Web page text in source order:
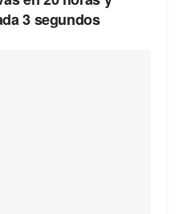
3 segundos